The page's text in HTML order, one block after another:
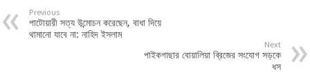
Previous
পাটোয়ারী সত্য উন্মোচন করেছেন, বাধা দিয়ে
থামানো যাবে না: নাহিদ ইসলাম
Next
পাইকগাছার বোয়ালিয়া ব্রিজের সংযোগ সড়কে
ধস